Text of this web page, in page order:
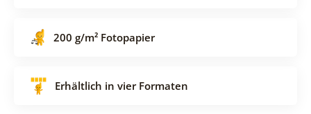
200 g/m² Fotopapier
Erhältlich in vier Formaten